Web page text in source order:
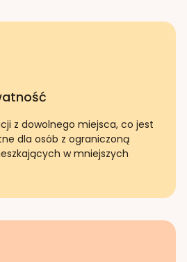
z dowolnego miejsca, co jest
dla osób z ograniczoną
w mniejszych